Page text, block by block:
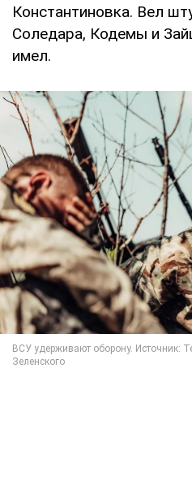
Константиновка. Вел
Соледара, Кодемы и
имел.